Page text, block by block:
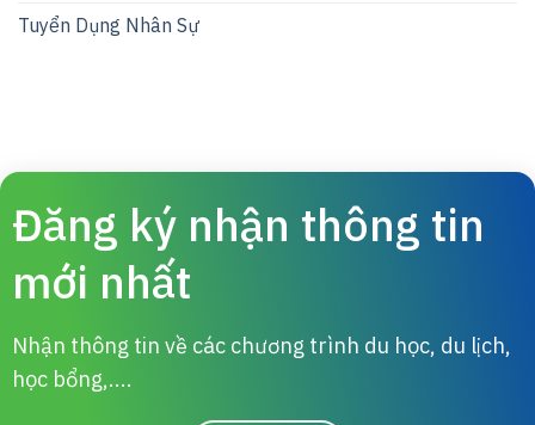
Tuyển Dụng Nhân Sự
Đăng ký nhận thông tin
mới nhất
Nhận thông tin về các chương trình du học, du lịch,
học bổng,....